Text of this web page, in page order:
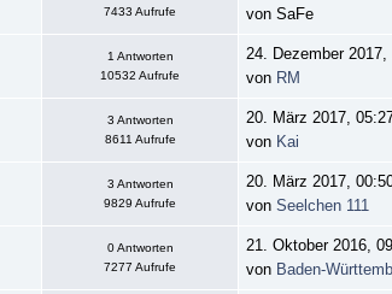
7433 Aufrufe
von SaFe
1 Antworten
10532 Aufrufe
24. Dezember 2017,
von RM
3 Antworten
8611 Aufrufe
20. März 2017,
von Kai
3 Antworten
9829 Aufrufe
20. März 2017,
vonSeelchen 111
0 Antworten
7277 Aufrufe
21. Oktober 2016,
von Baden-